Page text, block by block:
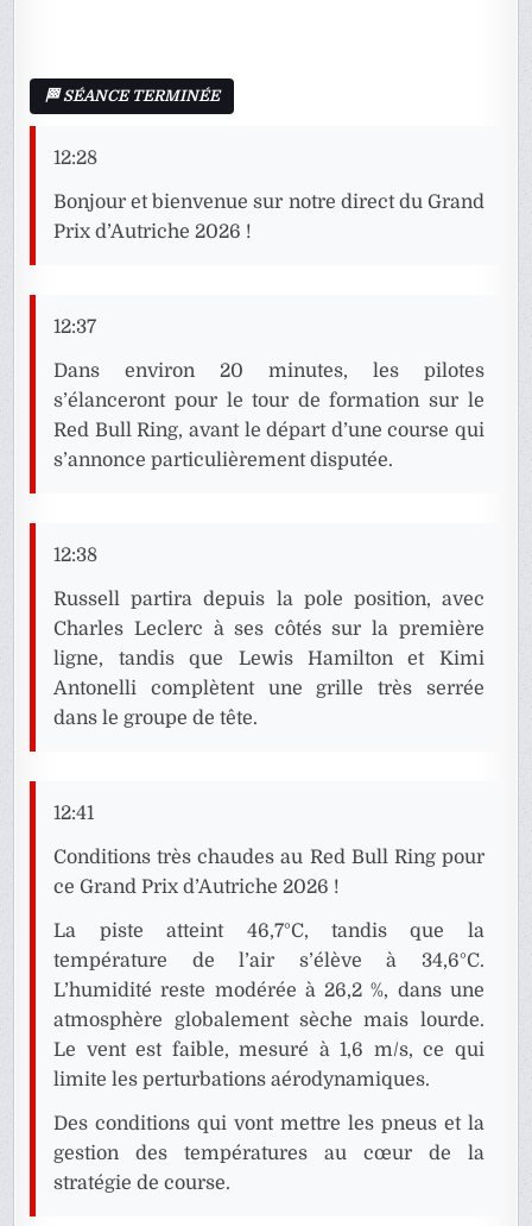
12:28
Bonjour et bienvenue sur notre direct du Grand
Prix d’Autriche 2026 !
12:37
Dans environ 20 minutes, les pilotes
s’élanceront pour le tour de formation sur le
Red Bull Ring, avant le départ d’une course qui
s’annonce particulièrement disputée.
12:38
Russell partira depuis la pole position, avec
Charles Leclerc à ses côtés sur la première
ligne, tandis que Lewis Hamilton et Kimi
Antonelli complètent une grille très serrée
dans le groupe de tête.
12:41
Conditions très chaudes au Red Bull Ring pour
ce Grand Prix d’Autriche 2026 !
La piste atteint 46,7°C, tandis que la
température de l’air s’élève à 34,6°C.
L’humidité reste modérée à 26,2 %, dans une
atmosphère globalement sèche mais lourde.
Le vent est faible, mesuré à 1,6 m/s, ce qui
limite les perturbations aérodynamiques.
Des conditions qui vont mettre les pneus et la
gestion des températures au cœur de la
stratégie de course.